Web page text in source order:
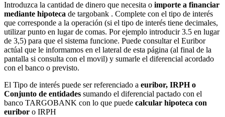
Introduzca la cantidad de dinero que necesita o importe a financiar
mediante hipoteca de targobank . Complete con el tipo de interés
que corresponde a la operación (si el tipo de interés tiene decimales,
utilizar punto en lugar de comas. Por ejemplo introducir 3.5 en lugar
de 3,5) para que el sistema funcione. Puede consultar el Euribor
actúal que le informamos en el lateral de esta página (al final de la
pantalla si consulta con el movil) y sumarle el diferencial acordado
con el banco o previsto.
El Tipo de interés puede ser referenciado a euribor, IRPH o
Conjunto de entidades sumando el diferencial pactado con el
banco TARGOBANK con lo que puede calcular hipoteca con
euribor o IRPH